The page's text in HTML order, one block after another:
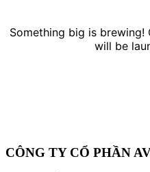
Something big is
will be
CÔNG TY CỔ PHẦN